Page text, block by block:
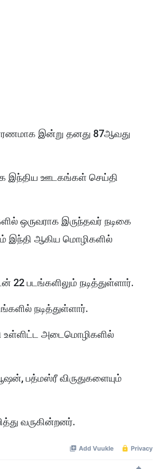
இன்று தனது 87ஆவது
இந்திய ஊடகங்கள் செய்தி
ஒருவராக இருந்தவர் நடிகை
இந்தி ஆகிய மொழிகளில்
22 படங்களிலும் நடித்துள்ளார்.
நடித்துள்ளார்.
உள்ளிட்ட அடைமொழிகளில்
பத்மஸ்ரீ விருதுகளையும்
வருகின்றனர்.